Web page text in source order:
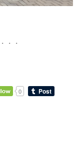
・・
0